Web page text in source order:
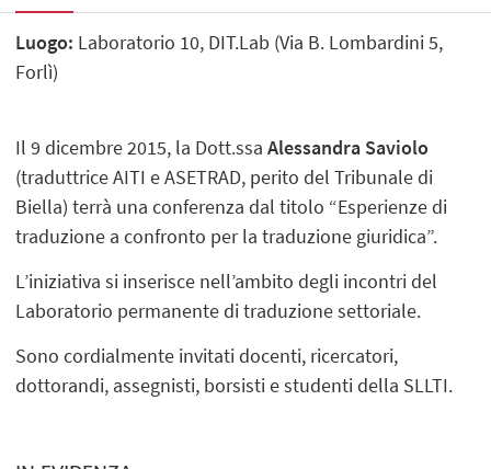
Luogo: Laboratorio 10, DIT.Lab (Via B. Lombardini 5,
Forlì)
Il 9 dicembre 2015, la Dott.ssaAlessandra Saviolo
(traduttrice AITI e ASETRAD, perito del Tribunale di
Biella) terrà una conferenza dal titolo “Esperienze di
traduzione a confronto per la traduzione giuridica”.
L’iniziativa si inserisce nell’ambito degli incontri del
Laboratorio permanente di traduzione settoriale.
Sono cordialmente invitati docenti, ricercatori,
dottorandi, assegnisti, borsisti e studenti della SLLTI.